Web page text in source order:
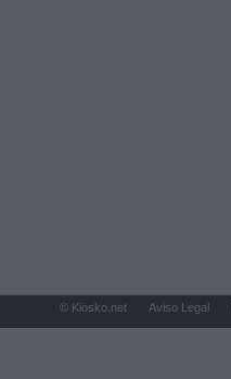
© Kiosko.net Aviso Legal